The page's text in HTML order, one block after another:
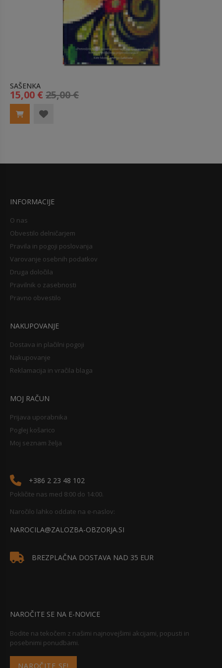
SAŠENKA
15,00 € 25,00 €
INFORMACIJE
O nas
Obvestilo delničarjem
Pravila in pogoji poslovanja
Varovanje osebnih podatkov
Druga določila
Pravilnik o zasebnosti
Pravno obvestilo
NAKUPOVANJE
Dostava in plačilni pogoji
Nakupovanje
Reklamacija in vračila blaga
MOJ RAČUN
Prijava uporabnika
Poglej košarico
Moj seznam želja
+386 2 23 48 102
Pokličite nas med 8:00 do 14:00.
Naročilo lahko oddate na e-naslov:
NAROCILA@ZALOZBA-OBZORJA.SI
BREZPLAČNA DOSTAVA NAD 35 EUR
NAROČITE SE NA E-NOVICE
Bodite na tekočem z našimi najnovejšimi akcijami, popusti in
posebnimi ponudbami.
NAROČITE SE!